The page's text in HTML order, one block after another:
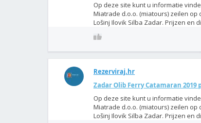
Op deze site kunt u informatie
Miatrade d.o.o. (miatours) zeilen
Lošinj Ilovik Silba Zadar. Prijzen en
Rezerviraj.hr
Zadar Olib Ferry Catamaran
Op deze site kunt u informatie
Miatrade d.o.o. (miatours) zeilen
Lošinj Ilovik Silba Zadar. Prijzen en